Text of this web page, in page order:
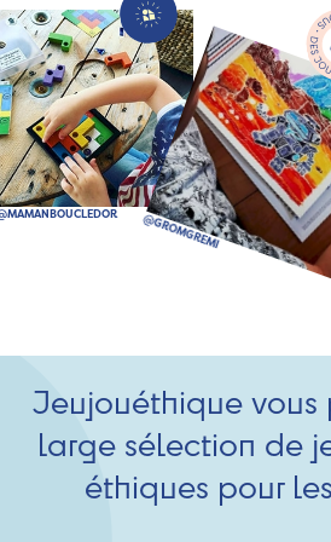
Jeujouéthique vous
large sélection de
éthiques pour